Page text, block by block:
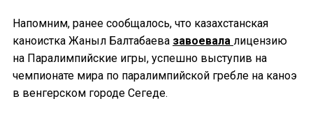
Напомним, ранее сообщалось, что казахстанская
каноистка Жаныл Балтабаева завоевала лицензию
на Паралимпийские игры, успешно выступив на
чемпионате мира по паралимпийской гребле на каноэ
в венгерском городе Сегеде.